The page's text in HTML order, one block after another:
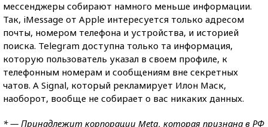
мессенджеры собирают намного меньше информации.
Так, iMessage от Apple интересуется только адресом
почты, номером телефона и устройства, и историей
поиска. Telegram доступна только та информация,
которую пользователь указал в своем профиле, к
телефонным номерам и сообщениям вне секретных
чатов. А Signal, который рекламирует Илон Маск,
наоборот, вообще не собирает о вас никаких данных.
* — Принадлежит корпорации Meta, которая признана в РФ